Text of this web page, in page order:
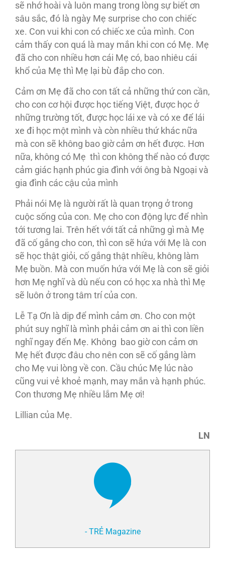
sẽ nhớ hoài và luôn mang trong lòng sự biết ơn
sâu sắc, đó là ngày Mẹ surprise cho con chiếc
xe. Con vui khi con có chiếc xe của mình. Con
cảm thấy con quá là may mắn khi con có Mẹ. Mẹ
đã cho con nhiều hơn cái Mẹ có, bao nhiêu cái
khổ của Mẹ thì Mẹ lại bù đắp cho con.
Cảm ơn Mẹ đã cho con tất cả những thứ con cần,
cho con cơ hội được học tiếng Việt, được học ở
những trường tốt, được học lái xe và có xe để lái
xe đi học một mình và còn nhiều thứ khác nữa
mà con sẽ không bao giờ cảm ơn hết được. Hơn
nữa, không có Mẹ thì con không thể nào có được
cảm giác hạnh phúc gia đình với ông bà Ngoại và
gia đình các cậu của mình
Phải nói Mẹ là người rất là quan trọng ở trong
cuộc sống của con. Mẹ cho con động lực để nhìn
tới tương lai. Trên hết với tất cả những gì mà Mẹ
đã cố gắng cho con, thì con sẽ hứa với Mẹ là con
sẽ học thật giỏi, cố gắng thật nhiều, không làm
Mẹ buồn. Mà con muốn hứa với Mẹ là con sẽ giỏi
hơn Mẹ nghĩ và dù nếu con có học xa nhà thì Mẹ
sẽ luôn ở trong tâm trí của con.
Lễ Tạ Ơn là dịp để mình cảm ơn. Cho con một
phút suy nghĩ là mình phải cảm ơn ai thì con liền
nghĩ ngay đến Mẹ. Không bao giờ con cảm ơn
Mẹ hết được đâu cho nên con sẽ cố gắng làm
cho Mẹ vui lòng về con. Cầu chúc Mẹ lúc nào
cũng vui vẻ khoẻ mạnh, may mắn và hạnh phúc.
Con thương Mẹ nhiều lắm Mẹ ơi!
Lillian của Mẹ.
LN
- TRẺ Magazine